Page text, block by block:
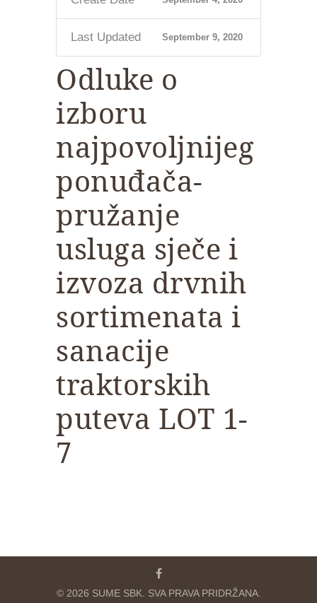
Last Updated September 9, 2020
Odluke o
izboru
najpovoljnijeg
ponuđača-
pružanje
usluga sječe i
izvoza drvnih
sortimenata i
sanacije
traktorskih
puteva LOT 1-
7
© 2026 SUME SBK. SVA PRAVA PRIDRŽANA.